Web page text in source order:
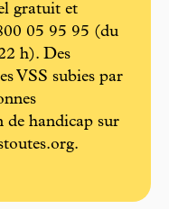
gratuit et
05 95 95 (du
h). Des
VSS subies par
de handicap sur